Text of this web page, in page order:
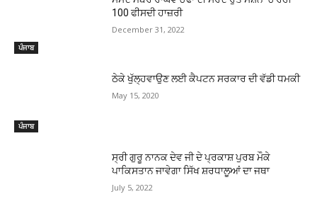
ਪੰਜਾਬ
100 ਫੀਸਦੀ ਹਾਜ਼ਰੀ
December 31, 2022
ਪੰਜਾਬ
ਠੇਕੇ ਖੁੱਲ੍ਹਵਾਉਣ ਲਈ ਕੈਪਟਨ ਸਰਕਾਰ ਦੀ ਵੱਡੀ ਧਮਕੀ
May 15, 2020
ਸ੍ਰੀ ਗੁਰੂ ਨਾਨਕ ਦੇਵ ਜੀ ਦੇ ਪ੍ਰਕਾਸ਼ ਪੁਰਬ ਮੌਕੇ
ਪਾਕਿਸਤਾਨ ਜਾਵੇਗਾ ਸਿੱਖ ਸ਼ਰਧਾਲੂਆਂ ਦਾ ਜਥਾ
July 5, 2022